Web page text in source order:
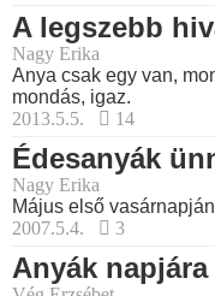
A legszebb
Nagy Erika
Anya csak egy van,
mondás, igaz.
2013.5.5.
14
Édesanyák
Nagy Erika
Május első
2007.5.4.
3
Anyák napjára